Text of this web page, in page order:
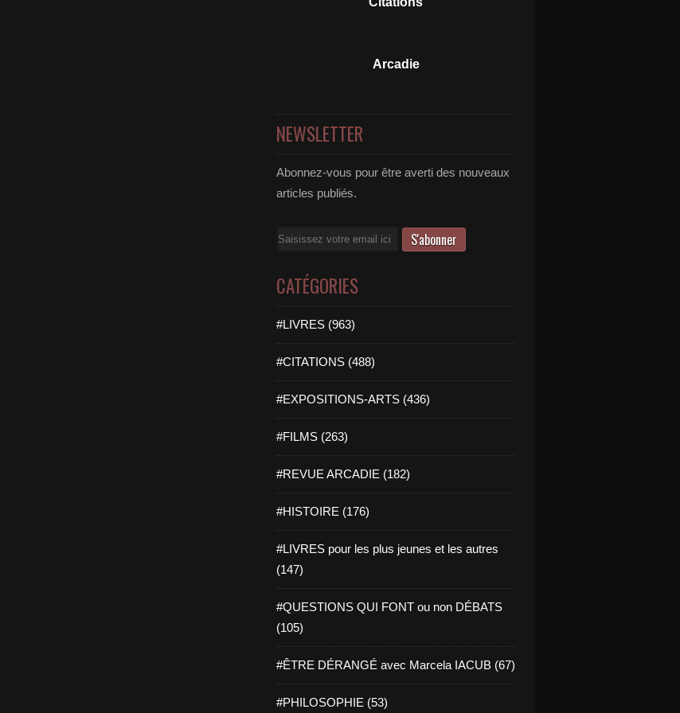
Arcadie
NEWSLETTER
Abonnez-vous pour être averti des nouveaux
articles publiés.
Email
CATÉGORIES
#LIVRES (963)
#CITATIONS (488)
#EXPOSITIONS-ARTS (436)
#FILMS (263)
#REVUE ARCADIE (182)
#HISTOIRE (176)
#LIVRES pour les plus jeunes et les autres
(147)
#QUESTIONS QUI FONT ou non DÉBATS
(105)
#ÊTRE DÉRANGÉ avec Marcela IACUB (67)
#PHILOSOPHIE (53)